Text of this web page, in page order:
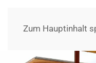
Zum Hauptinhalt